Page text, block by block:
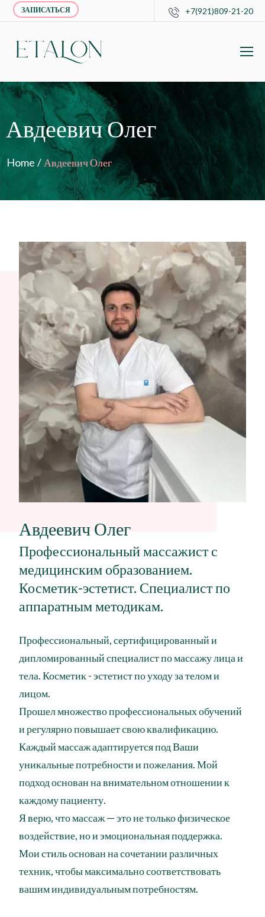
ЗАПИСАТЬСЯ +7(921)809-21-20
Авдеевич Олег
Home / Авдеевич Олег
Авдеевич Олег
Профессиональный массажист с
медицинским образованием.
Косметик-эстетист. Специалист по
аппаратным методикам.
Профессиональный, сертифицированный и
дипломированный специалист по массажу лица и
тела. Косметик - эстетист по уходу за телом и
лицом.
Прошел множество профессиональных обучений
и регулярно повышает свою квалификацию.
Каждый массаж адаптируется под Ваши
уникальные потребности и пожелания. Мой
подход основан на внимательном отношении к
каждому пациенту.
Я верю, что массаж — это не только физическое
воздействие, но и эмоциональная поддержка.
Мои стиль основан на сочетании различных
техник, чтобы максимально соответствовать
вашим индивидуальным потребностям.